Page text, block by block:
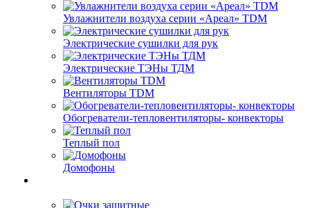
Увлажнители воздуха серии «Ареал» TDM
Электрические сушилки для рук
Электрические ТЭНы ТДМ
Вентиляторы TDM
Обогреватели-тепловентиляторы- конвекторы
Теплый пол
Домофоны